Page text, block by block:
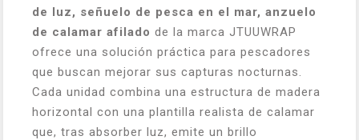
de luz, señuelo de pesca en el mar, anzuelo
de calamar afilado de la marca JTUUWRAP
ofrece una solución práctica para pescadores
que buscan mejorar sus capturas nocturnas.
Cada unidad combina una estructura de madera
horizontal con una plantilla realista de calamar
que, tras absorber luz, emite un brillo